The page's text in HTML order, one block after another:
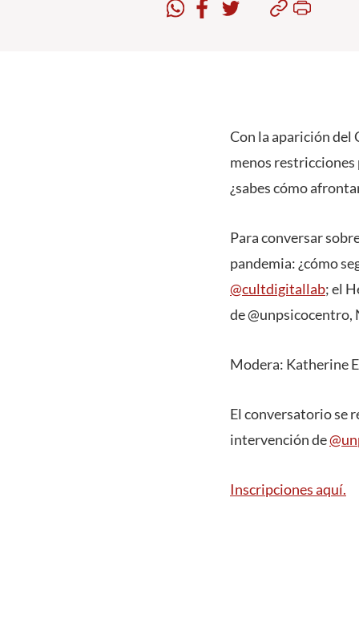
Con la aparición del
menos restricciones
¿sabes cómo
Para conversar
pandemia: ¿cómo
@cultdigitallab; el
de @unpsicocentro,
Modera: Katherine
El conversatorio se
intervención de
Inscripciones aquí.